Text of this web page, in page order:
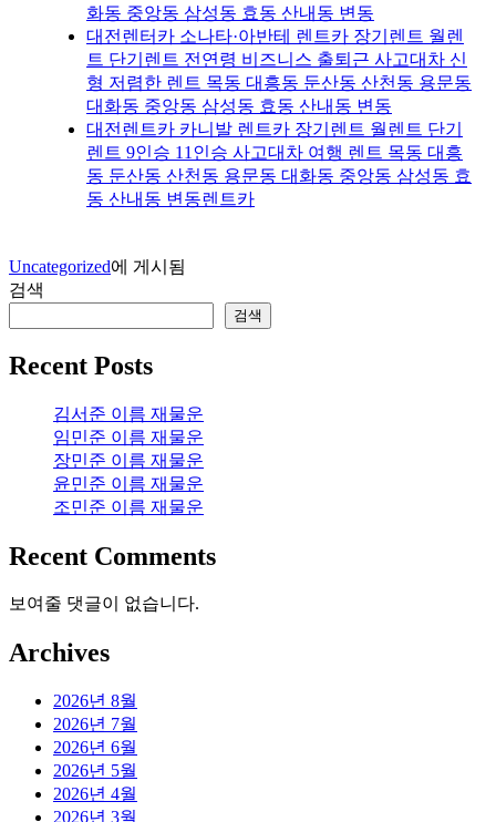
화동 중앙동 삼성동 효동 산내동 변동
대전렌터카 소나타·아반테 렌트카 장기렌트 월렌
트 단기렌트 전연령 비즈니스 출퇴근 사고대차 신
형 저렴한 렌트 목동 대흥동 둔산동 산천동 용문동
대화동 중앙동 삼성동 효동 산내동 변동
대전렌트카 카니발 렌트카 장기렌트 월렌트 단기
렌트 9인승 11인승 사고대차 여행 렌트 목동 대흥
동 둔산동 산천동 용문동 대화동 중앙동 삼성동 효
동 산내동 변동렌트카
Uncategorized에 게시됨
검색
검색
Recent Posts
김서준 이름 재물운
임민준 이름 재물운
장민준 이름 재물운
윤민준 이름 재물운
조민준 이름 재물운
Recent Comments
보여줄 댓글이 없습니다.
Archives
2026년 8월
2026년 7월
2026년 6월
2026년 5월
2026년 4월
2026년 3월